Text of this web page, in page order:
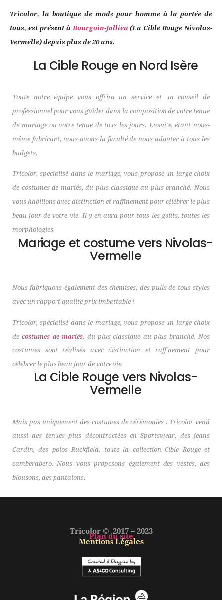
La Cible Rouge en Nord Isère
Toute notre équipe vous offrira un service et un conseil de
professionnel pour vous guider dans la composition de votre tenue
de mariage ou votre tenue de tous les jours. Ensuite, étant nous-
même fabricant, nous avons la faculté de nous adapter à tous les
budgets.
Tricolor, spécialisé dans le mariage, vous propose un large choix
de costumes de mariés, du plus classique au plus branché. Nous
vous habillons avec distinction et raffinement pour célébrer le plus
beau jour de votre vie. Il y en aura pour tous les goûts, toutes les
morphologies.
Mariage et costume vers Nivolas-
Vermelle
Nous fabriquons également des chemises, des pulls de tous styles
avec un rapport qualité prix imbattable !
Tricolor, spécialisé dans le mariage, vous propose un large choix
decostumes de mariés, du plus classique au plus branché. Nos
costumes sont réalisés avec distinction et raffinement pour
célébrer le plus beau jour de votre vie.
La Cible Rouge vers Nivolas-
Vermelle
Mais pas uniquement des costumes de cérémonies ! Tricolor vend
aussi des tenues plus décontractées en Sportswear, des jeans
Cardin, des polos Ruckfield, toute la collection Cible Rouge et
camberabero. Nous vous proposons également des vestes, des
blousons, des pantalons.
Tricolor, la boutique de mode pour homme à la portée de
tous, est présent àBourgoin-Jallieu(La Cible Rouge Nivolas-
Vermelle) depuis plus de 20 ans.
Tricolor © 2017 – 2023
Plan du site
Mentions Légales